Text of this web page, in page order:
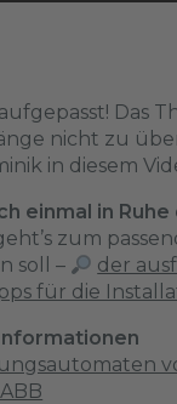
Das
nicht zu
in diesem
einmal in Ruhe
zum
soll –
der
für die